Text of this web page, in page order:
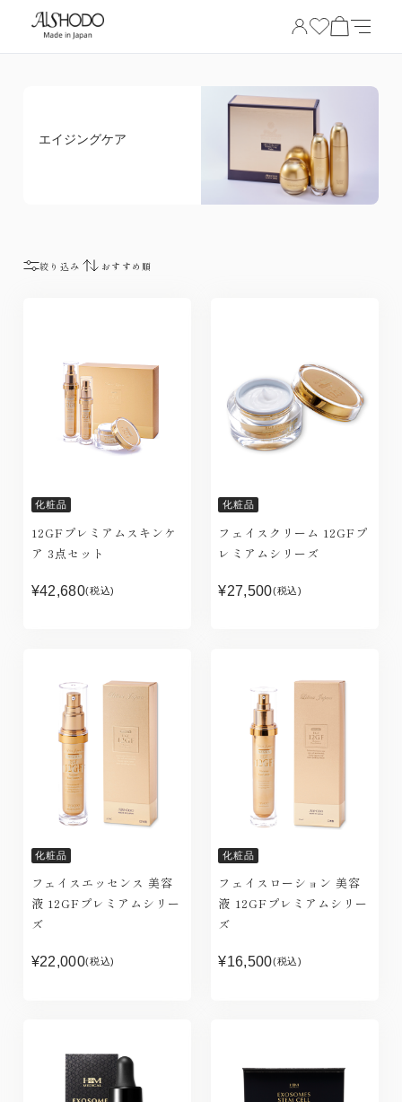
エイジングケア
絞り込み
化粧品
12GFプレミアムスキンケ
ア 3点セット
¥42,680(税込)
化粧品
フェイスクリーム 12GFプ
レミアムシリーズ
¥27,500(税込)
化粧品
フェイスエッセンス 美容
液 12GFプレミアムシリー
ズ
¥22,000(税込)
化粧品
フェイスローション 美容
液 12GFプレミアムシリー
ズ
¥16,500(税込)